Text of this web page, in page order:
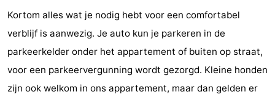
Route
Kortom alles wat je nodig hebt voor een comfortabel
verblijf is aanwezig. Je auto kun je parkeren in de
parkeerkelder onder het appartement of buiten op straat,
voor een parkeervergunning wordt gezorgd. Kleine honden
zijn ook welkom in ons appartement, maar dan gelden er